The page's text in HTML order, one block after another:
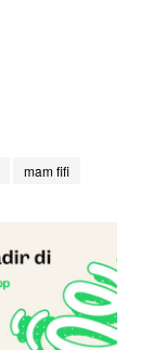
mam fifi